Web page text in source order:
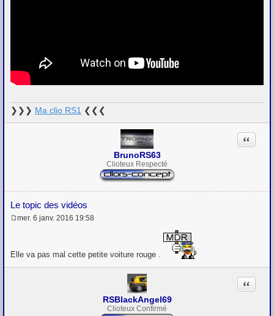
❯❯❯ Ma clio RS1 ❮❮❮
BrunoRS63
Clioteux Respecté
Le topic des vidéos
Citation
s
a
g
mer. 6 janv. 2016 19:58
Elle va pas mal cette petite voiture rouge .
RSBlackAngel69
Clioteux Confirmé
Citation